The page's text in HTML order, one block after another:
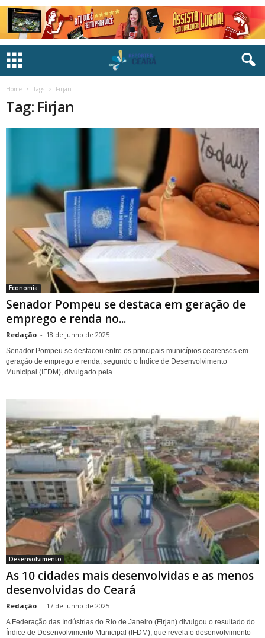
Home Tags Firjan
Tag: Firjan
Economia
Senador Pompeu se destaca em geração de
emprego e renda no...
Redação - 18 de junho de 2025
Senador Pompeu se destacou entre os principais municípios cearenses em
geração de emprego e renda, segundo o Índice de Desenvolvimento
Municipal (IFDM), divulgado pela...
Desenvolvimento
As 10 cidades mais desenvolvidas e as menos
desenvolvidas do Ceará
Redação - 17 de junho de 2025
A Federação das Indústrias do Rio de Janeiro (Firjan) divulgou o resultado do
Índice de Desenvolvimento Municipal (IFDM), que revela o desenvolvimento